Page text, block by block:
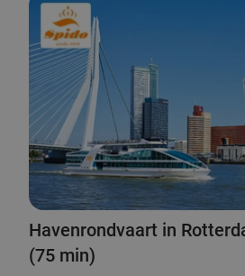
Havenrondvaart in
(75 min)